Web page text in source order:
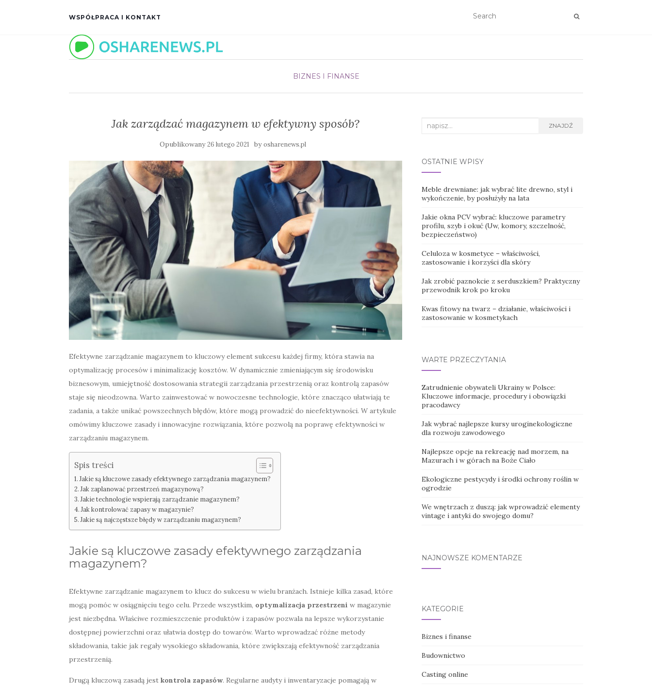
WSPÓŁPRACA I KONTAKT
BIZNES I FINANSE
Jak zarządzać magazynem w efektywny sposób?
Opublikowany26 lutego 2021 byosharenews.pl
Efektywne zarządzanie magazynem to kluczowy element sukcesu każdej firmy, która stawia na
optymalizację procesów i minimalizację kosztów. W dynamicznie zmieniającym się środowisku
biznesowym, umiejętność dostosowania strategii zarządzania przestrzenią oraz kontrolą zapasów
staje się nieodzowna. Warto zainwestować w nowoczesne technologie, które znacząco ułatwiają te
zadania, a także unikać powszechnych błędów, które mogą prowadzić do nieefektywności. W artykule
omówimy kluczowe zasady i innowacyjne rozwiązania, które pozwolą na poprawę efektywności w
zarządzaniu magazynem.
Spis treści
Jakie są kluczowe zasady efektywnego zarządzania magazynem?
Jak zaplanować przestrzeń magazynową?
Jakie technologie wspierają zarządzanie magazynem?
Jak kontrolować zapasy w magazynie?
Jakie są najczęstsze błędy w zarządzaniu magazynem?
Jakie są kluczowe zasady efektywnego zarządzania
magazynem?
Efektywne zarządzanie magazynem to klucz do sukcesu w wielu branżach. Istnieje kilka zasad, które
mogą pomóc w osiągnięciu tego celu. Przede wszystkim, optymalizacja przestrzeni w magazynie
jest niezbędna. Właściwe rozmieszczenie produktów i zapasów pozwala na lepsze wykorzystanie
dostępnej powierzchni oraz ułatwia dostęp do towarów. Warto wprowadzać różne metody
składowania, takie jak regały wysokiego składowania, które zwiększają efektywność zarządzania
przestrzenią.
Drugą kluczową zasadą jest kontrola zapasów. Regularne audyty i inwentaryzacje pomagają w
Search
ZNAJDŹ
OSTATNIE WPISY
Meble drewniane: jak wybrać lite drewno, styl i
wykończenie, by posłużyły na lata
Jakie okna PCV wybrać: kluczowe parametry
profilu, szyb i okuć (Uw, komory, szczelność,
bezpieczeństwo)
Celuloza w kosmetyce – właściwości,
zastosowanie i korzyści dla skóry
Jak zrobić paznokcie z serduszkiem? Praktyczny
przewodnik krok po kroku
Kwas fitowy na twarz – działanie, właściwości i
zastosowanie w kosmetykach
WARTE PRZECZYTANIA
Zatrudnienie obywateli Ukrainy w Polsce:
Kluczowe informacje, procedury i obowiązki
pracodawcy
Jak wybrać najlepsze kursy uroginekologiczne
dla rozwoju zawodowego
Najlepsze opcje na rekreację nad morzem, na
Mazurach i w górach na Boże Ciało
Ekologiczne pestycydy i środki ochrony roślin w
ogrodzie
We wnętrzach z duszą: jak wprowadzić elementy
vintage i antyki do swojego domu?
NAJNOWSZE KOMENTARZE
KATEGORIE
Biznes i finanse
Budownictwo
Casting online